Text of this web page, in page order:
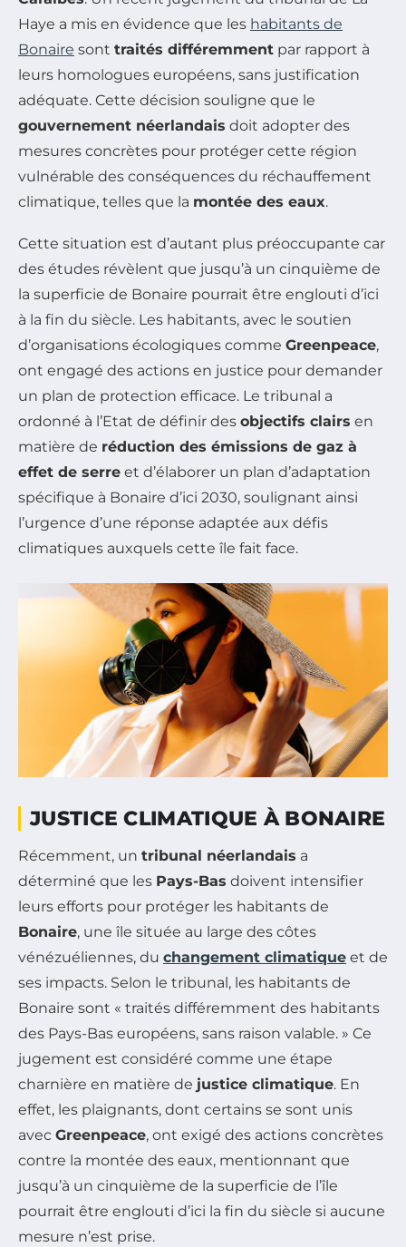
Haye a mis en évidence que les habitants de
Bonaire sont traités différemment par rapport à
leurs homologues européens, sans justification
adéquate. Cette décision souligne que le
gouvernement néerlandais doit adopter des
mesures concrètes pour protéger cette région
vulnérable des conséquences du réchauffement
climatique, telles que la montée des eaux.
Cette situation est d’autant plus préoccupante car
des études révèlent que jusqu’à un cinquième de
la superficie de Bonaire pourrait être englouti d’ici
à la fin du siècle. Les habitants, avec le soutien
d’organisations écologiques comme Greenpeace,
ont engagé des actions en justice pour demander
un plan de protection efficace. Le tribunal a
ordonné à l’Etat de définir des objectifs clairs en
matière de réduction des émissions de gaz à
effet de serre et d’élaborer un plan d’adaptation
spécifique à Bonaire d’ici 2030, soulignant ainsi
l’urgence d’une réponse adaptée aux défis
climatiques auxquels cette île fait face.
JUSTICE CLIMATIQUE À BONAIRE
Récemment, un tribunal néerlandais a
déterminé que les Pays-Bas doivent intensifier
leurs efforts pour protéger les habitants de
Bonaire, une île située au large des côtes
vénézuéliennes, du changement climatique et de
ses impacts. Selon le tribunal, les habitants de
Bonaire sont « traités différemment des habitants
des Pays-Bas européens, sans raison valable. » Ce
jugement est considéré comme une étape
charnière en matière de justice climatique. En
effet, les plaignants, dont certains se sont unis
avec Greenpeace, ont exigé des actions concrètes
contre la montée des eaux, mentionnant que
jusqu’à un cinquième de la superficie de l’île
pourrait être englouti d’ici la fin du siècle si aucune
mesure n’est prise.